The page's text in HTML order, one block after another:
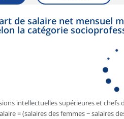
de salaire net mensuel
la catégorie
intellectuelles supérieures et chefs
= (salaires des femmes − salaires